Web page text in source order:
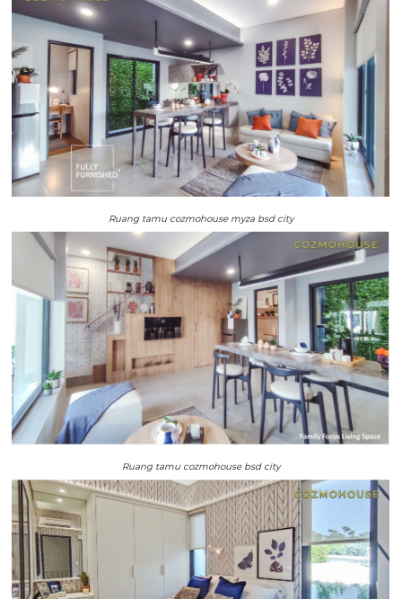
Ruang tamu cozmohouse myza bsd city
Ruang tamu cozmohouse bsd city